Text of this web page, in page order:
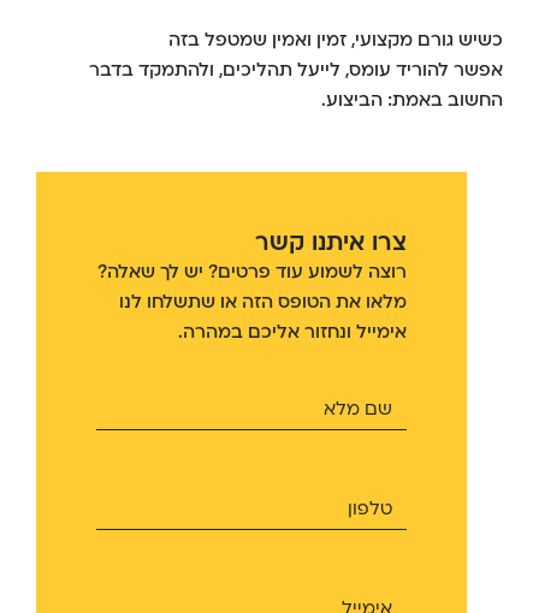
כשיש גורם מקצועי, זמין ואמין שמטפל בזה
אפשר להוריד עומס, לייעל תהליכים, ולהתמקד בדבר
החשוב באמת: הביצוע.
צרו איתנו קשר
רוצה לשמוע עוד פרטים? יש לך שאלה?
מלאו את הטופס הזה או שתשלחו לנו
אימייל ונחזור אליכם במהרה.